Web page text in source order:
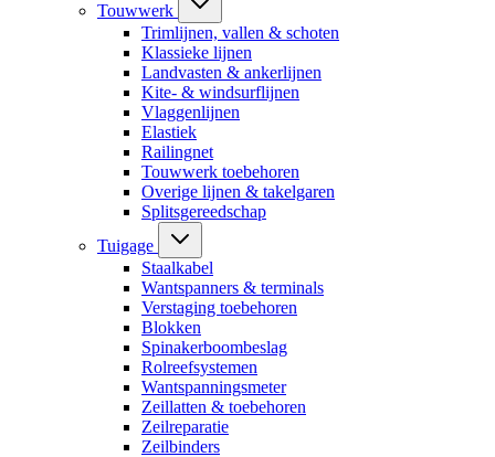
Touwwerk
Trimlijnen, vallen & schoten
Klassieke lijnen
Landvasten & ankerlijnen
Kite- & windsurflijnen
Vlaggenlijnen
Elastiek
Railingnet
Touwwerk toebehoren
Overige lijnen & takelgaren
Splitsgereedschap
Tuigage
Staalkabel
Wantspanners & terminals
Verstaging toebehoren
Blokken
Spinakerboombeslag
Rolreefsystemen
Wantspanningsmeter
Zeillatten & toebehoren
Zeilreparatie
Zeilbinders